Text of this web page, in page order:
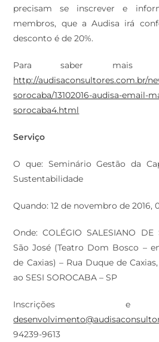
precisam se inscrever e
membros, que a Audisa irá
desconto é de 20%.
Para saber mais
http://audisaconsultores.com.br/
sorocaba/13102016-audisa-email-
sorocaba4.html
Serviço
O que: Seminário Gestão da
Sustentabilidade
Quando: 12 de novembro de 2016,
Onde: COLÉGIO SALESIANO
São José (Teatro Dom Bosco –
de Caxias) – Rua Duque de
ao SESI SOROCABA – SP
Inscrições e
94239-9613